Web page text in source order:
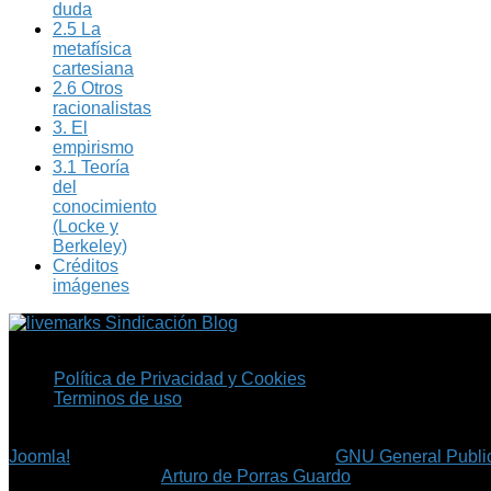
duda
2.5 La
metafísica
cartesiana
2.6 Otros
racionalistas
3. El
empirismo
3.1 Teoría
del
conocimiento
(Locke y
Berkeley)
Créditos
imágenes
Sindicación Blog
Política de Privacidad y Cookies
Terminos de uso
Joomla!
GNU General
©Arturo de Porras Guardo